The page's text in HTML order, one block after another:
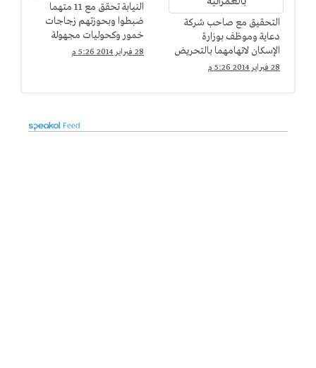
التحقيق مع صاحب شركة
دعاية وموظف بوزارة
الإسكان لاتهامهما بالتحريض
على العنف بالعمرانية
28 فبراير 2014 5:26 م
النيابة تحقق مع 11 متهما
ضبطوا وبحوزتهم زجاجات
خمور وكحوليات مجهولة
المصدر بأوسيم
28 فبراير 2014 5:26 م